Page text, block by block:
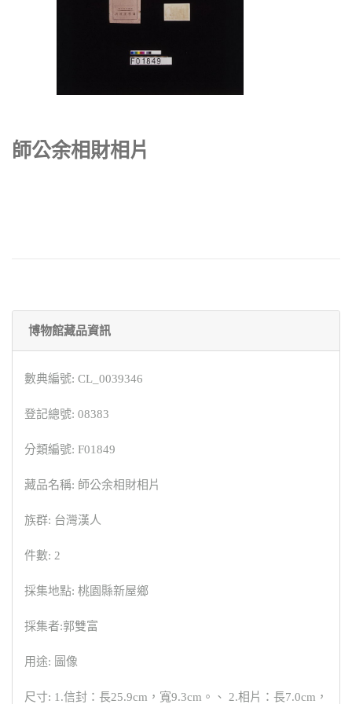
師公余相財相片
博物館藏品資訊
數典編號: CL_0039346
登記總號: 08383
分類編號: F01849
藏品名稱: 師公余相財相片
族群: 台灣漢人
件數: 2
採集地點: 桃園縣新屋鄉
採集者:郭雙富
用途: 圖像
尺寸: 1.信封：長25.9cm，寬9.3cm。、 2.相片：長7.0cm，